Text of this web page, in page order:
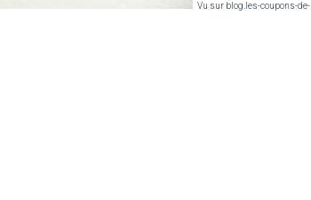
Vu sur blog.les-coupons-de-